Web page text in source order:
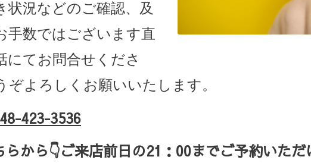
状況などのご確認、及
手数ではございます直
にてお問合せくださ
ぞよろしくお願いいたします。
423-3536
らから👇ご来店前日の21 ： 00までご予約いただ